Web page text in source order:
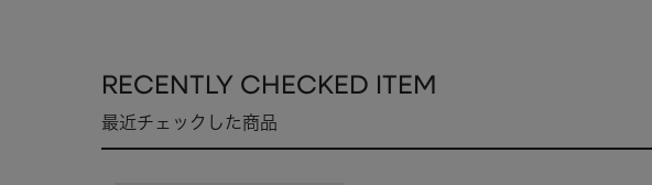
RECENTLY CHECKED ITEM
最近チェックした商品